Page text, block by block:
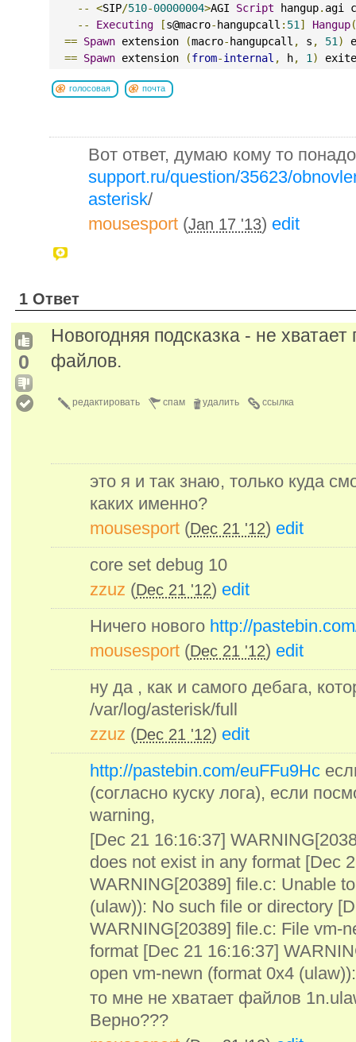
--
<SIP/510-00000004>AGI Script hangup. agi
--
Executing [s@macro-hangupcall : 51 ] Hangup(
== Spawn extension (macro-hangupcall , s , 51 )
== Spawn extension (from-internal , h, 1 )
голосовая почта
Вот ответ, думаю кому то
support.ru/question/35623/
asterisk/
mousesport (Jan 17 '13) edit
1 Ответ
0
Новогодняя подсказка - не
файлов.
ссылка
удалить
спам
редактировать
это я и так знаю, только куда
каких именно?
mousesport (Dec 21 '12) edit
core set debug 10
zzuz (Dec 21 '12) edit
Ничего нового http://
mousesport (Dec 21 '12) edit
ну да , как и самого дебага,
/var/log/asterisk/full
zzuz (Dec 21 '12) edit
http://pastebin.com/euFFu9Hc
(согласно куску лога), если
warning,
[Dec 21 16:16:37]
does not exist in any format [Dec
WARNING[20389] file.c: Unable
(ulaw)): No such file or directory
WARNING[20389] file.c: File vm-
format [Dec 21 16:16:37]
open vm-newn (format 0x4
то мне не хватает файлов
Верно???